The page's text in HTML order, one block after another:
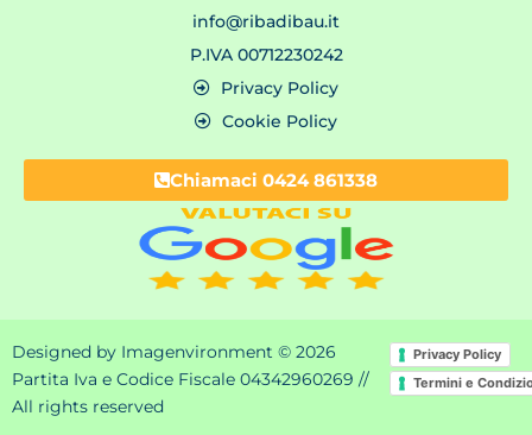
info@ribadibau.it
P.IVA 00712230242
Privacy Policy
Cookie Policy
Chiamaci 0424 861338
Designed by Imagenvironment © 2026
Partita Iva e Codice Fiscale 04342960269 //
All rights reserved
Privacy Policy
Termini e